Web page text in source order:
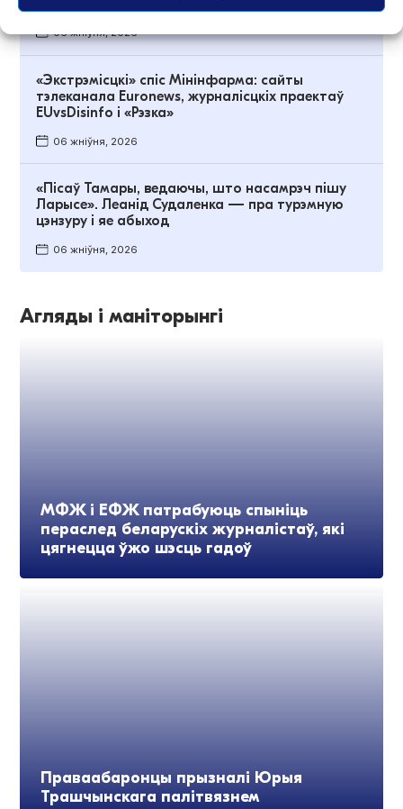
06 жніўня, 2026
«Экстрэмісцкі» спіс Мінінфарма: сайты
тэлеканала Euronews, журналісцкіх праектаў
EUvsDisinfo і «Рэзка»
06 жніўня, 2026
«Пісаў Тамары, ведаючы, што насамрэч пішу
Ларысе». Леанід Судаленка — пра турэмную
цэнзуру і яе абыход
06 жніўня, 2026
Агляды і маніторынгі
МФЖ і ЕФЖ патрабуюць спыніць
пераслед беларускіх журналістаў, які
цягнецца ўжо шэсць гадоў
Праваабаронцы прызналі Юрыя
Трашчынскага палітвязнем